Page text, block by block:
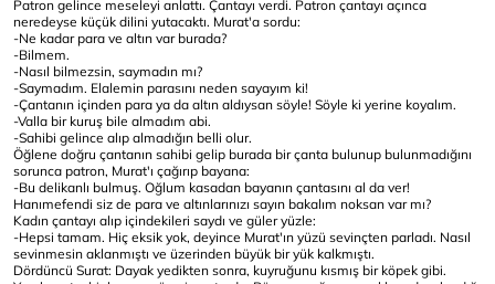
Patron gelince meseleyi anlattı. Çantayı verdi. Patron çantayı açınca
neredeyse küçük dilini yutacaktı. Murat'a sordu:
-Ne kadar para ve altın var burada?
-Bilmem.
-Nasıl bilmezsin, saymadın mı?
-Saymadım. Elalemin parasını neden sayayım ki!
-Çantanın içinden para ya da altın aldıysan söyle! Söyle ki yerine koyalım.
-Valla bir kuruş bile almadım abi.
-Sahibi gelince alıp almadığın belli olur.
Öğlene doğru çantanın sahibi gelip burada bir çanta bulunup bulunmadığını
sorunca patron, Murat'ı çağırıp bayana:
-Bu delikanlı bulmuş. Oğlum kasadan bayanın çantasını al da ver!
Hanımefendi siz de para ve altınlarınızı sayın bakalım noksan var mı?
Kadın çantayı alıp içindekileri saydı ve güler yüzle:
-Hepsi tamam. Hiç eksik yok, deyince Murat'ın yüzü sevinçten parladı. Nasıl
sevinmesin aklanmıştı ve üzerinden büyük bir yük kalkmıştı.
Dördüncü Surat: Dayak yedikten sonra, kuyruğunu kısmış bir köpek gibi.